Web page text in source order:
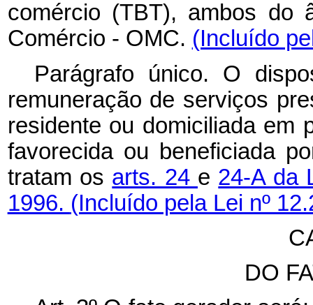
comércio (TBT), ambos do
Comércio - OMC. (Incluído
Parágrafo único. O
remuneração de serviços
residente ou domiciliada em
favorecida ou beneficiada
tratam os arts. 24 e 24-A da
1996. (Incluído pela Lei nº
DO